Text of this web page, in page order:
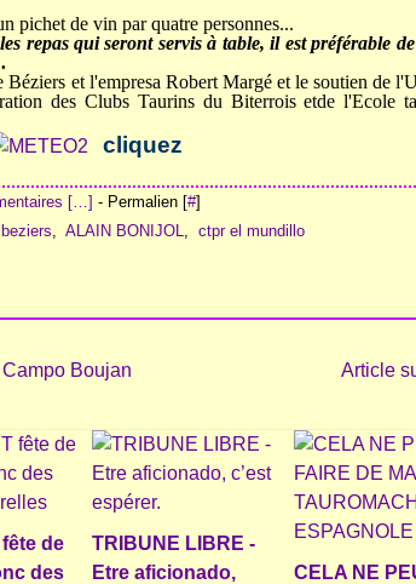
pichet de vin par quatre personnes...
s repasqui seront servis à table, il est préférable
Béziers et l'empresa Robert Margé etle soutien de
des Clubs Taurins du Biterrois etde l'Ecole
cliquez
[…] - Permalien [#]
beziers, ALAIN BONIJOL, ctpr el mundillo
Boujan Article
de
des
TRIBUNE LIBRE -
Etre aficionado,
CELA NE